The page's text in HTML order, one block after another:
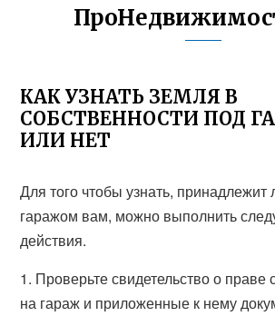
КАК УЗНАТЬ ЗЕМЛЯ В
СОБСТВЕННОСТИ ПОД
ИЛИ НЕТ
Для того чтобы узнать, принадлежит
гаражом вам, можно выполнить
действия.
1. Проверьте свидетельство о праве
на гараж и приложенные к нему